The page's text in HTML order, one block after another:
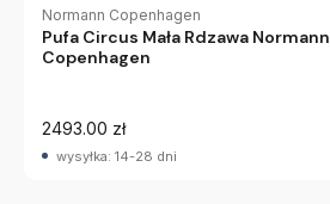
Normann Copenhagen
Pufa Circus Mała Rdzawa Normann
Copenhagen
2493.00 zł
wysyłka: 14-28 dni